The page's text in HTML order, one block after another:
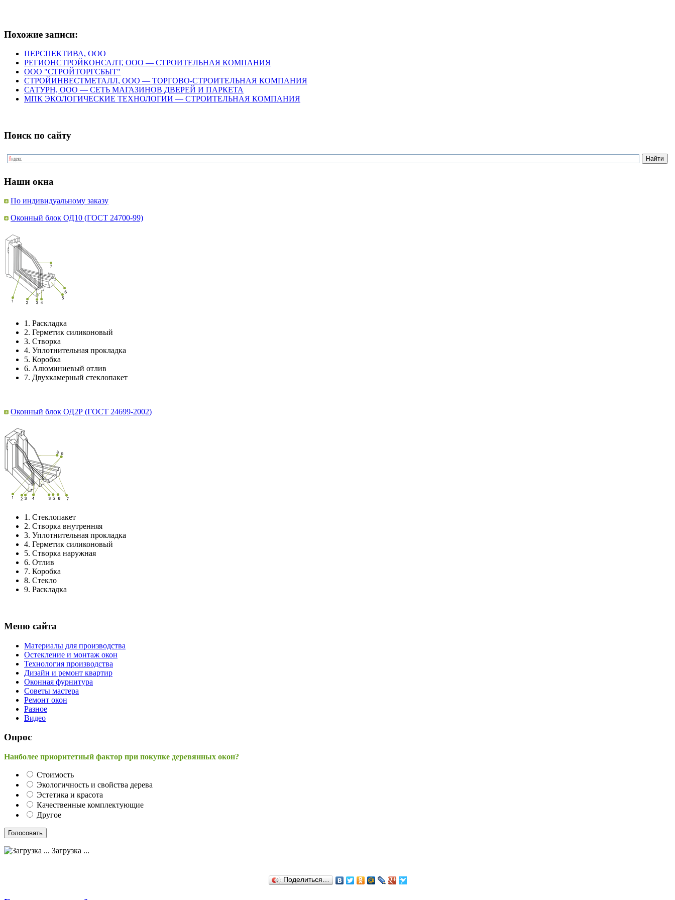
Похожие записи:
ПЕРСПЕКТИВА, ООО
РЕГИОНСТРОЙКОНСАЛТ, ООО — СТРОИТЕЛЬНАЯ КОМПАНИЯ
ООО "СТРОЙТОРГСБЫТ"
СТРОЙИНВЕСТМЕТАЛЛ, ООО — ТОРГОВО-СТРОИТЕЛЬНАЯ КОМПАНИЯ
САТУРН, ООО — СЕТЬ МАГАЗИНОВ ДВЕРЕЙ И ПАРКЕТА
МПК ЭКОЛОГИЧЕСКИЕ ТЕХНОЛОГИИ — СТРОИТЕЛЬНАЯ КОМПАНИЯ
Поиск по сайту
Наши окна
По индивидуальному заказу
Оконный блок ОД10 (ГОСТ 24700-99)
1. Раскладка
2. Герметик силиконовый
3. Створка
4. Уплотнительная прокладка
5. Коробка
6. Алюминиевый отлив
7. Двухкамерный стеклопакет
Оконный блок ОД2Р (ГОСТ 24699-2002)
1. Стеклопакет
2. Створка внутренняя
3. Уплотнительная прокладка
4. Герметик силиконовый
5. Створка наружная
6. Отлив
7. Коробка
8. Стекло
9. Раскладка
Меню сайта
Материалы для производства
Остекление и монтаж окон
Технология производства
Дизайн и ремонт квартир
Оконная фурнитура
Советы мастера
Ремонт окон
Разное
Видео
Опрос
Наиболее приоритетный фактор при покупке деревянных окон?
Стоимость
Экологичность и свойства дерева
Эстетика и красота
Качественные комплектующие
Другое
Загрузка ...
Поделиться…